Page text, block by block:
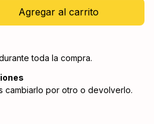
toda la compra.
cambiarlo por otro o devolverlo.